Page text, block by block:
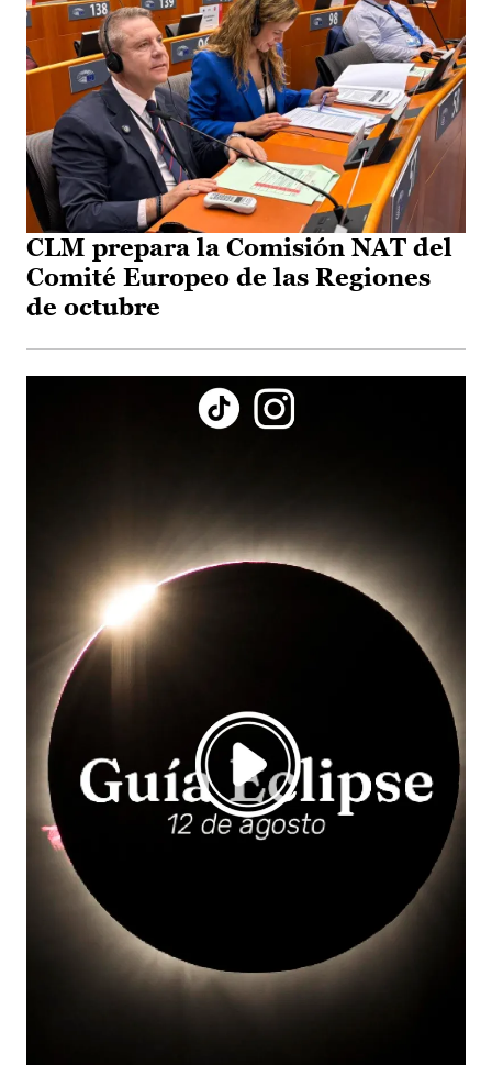
CLM prepara la Comisión NAT del
Comité Europeo de las Regiones
de octubre